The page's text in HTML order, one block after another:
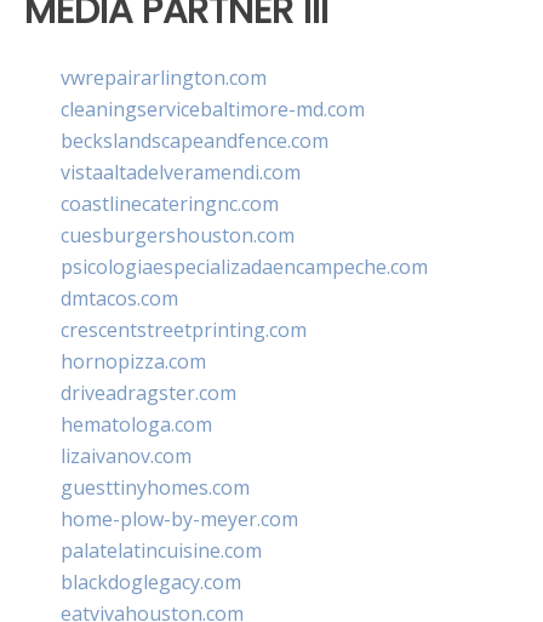
MEDIA PARTNER III
vwrepairarlington.com
cleaningservicebaltimore-md.com
beckslandscapeandfence.com
vistaaltadelveramendi.com
coastlinecateringnc.com
cuesburgershouston.com
psicologiaespecializadaencampeche.com
dmtacos.com
crescentstreetprinting.com
hornopizza.com
driveadragster.com
hematologa.com
lizaivanov.com
guesttinyhomes.com
home-plow-by-meyer.com
palatelatincuisine.com
blackdoglegacy.com
eatvivahouston.com